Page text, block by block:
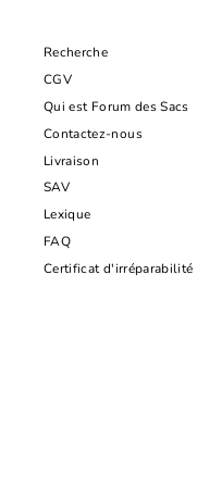
Recherche
CGV
Qui est Forum des Sacs
Contactez-nous
Livraison
SAV
Lexique
FAQ
Certificat d'irréparabilité